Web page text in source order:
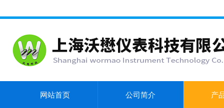
网站首页 公司简介 产